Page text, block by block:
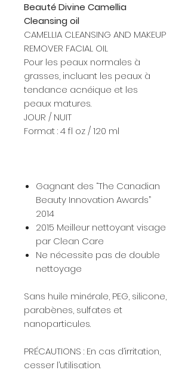
Beauté Divine Camellia
Cleansing oil
CAMELLIA CLEANSING AND MAKEUP
REMOVER FACIAL OIL
Pour les peaux normales à
grasses, incluant les peaux à
tendance acnéique et les
peaux matures.
JOUR / NUIT
Format : 4 fl oz / 120 ml
Gagnant des “The Canadian
Beauty Innovation Awards”
2014
2015 Meilleur nettoyant visage
par Clean Care
Ne nécessite pas de double
nettoyage
Sans huile minérale, PEG, silicone,
parabènes, sulfates et
nanoparticules.
PRÉCAUTIONS : En cas d’irritation,
cesser l’utilisation.